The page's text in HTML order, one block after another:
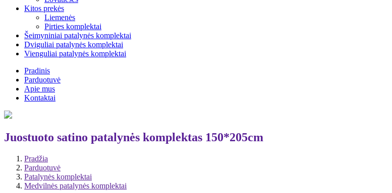
Kitos prekės
Liemenės
Pirties komplektai
Šeimyniniai patalynės komplektai
Dviguliai patalynės komplektai
Vienguliai patalynės komplektai
Pradinis
Parduotuvė
Apie mus
Kontaktai
Juostuoto satino patalynės komplektas 150*205cm
Pradžia
Parduotuvė
Patalynės komplektai
Medvilnės patalynės komplektai